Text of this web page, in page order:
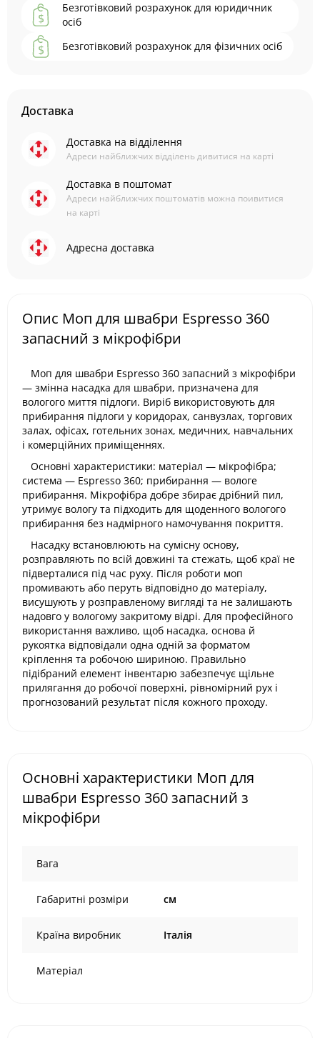
Безготівковий розрахунок для юридичник
осіб
Безготівковий розрахунок для фізичних осіб
Доставка
Доставка на відділення
Адреси найближчих відділень дивитися на карті
Доставка в поштомат
Адреси найближчих поштоматів можна поивитися
на карті
Адресна доставка
Опис Моп для швабри Espresso 360
запасний з мікрофібри
Моп для швабри Espresso 360 запасний з мікрофібри
— змінна насадка для швабри, призначена для
вологого миття підлоги. Виріб використовують для
прибирання підлоги у коридорах, санвузлах, торгових
залах, офісах, готельних зонах, медичних, навчальних
і комерційних приміщеннях.
Основні характеристики: матеріал — мікрофібра;
система — Espresso 360; прибирання — вологе
прибирання. Мікрофібра добре збирає дрібний пил,
утримує вологу та підходить для щоденного вологого
прибирання без надмірного намочування покриття.
Насадку встановлюють на сумісну основу,
розправляють по всій довжині та стежать, щоб краї не
підверталися під час руху. Після роботи моп
промивають або перуть відповідно до матеріалу,
висушують у розправленому вигляді та не залишають
надовго у вологому закритому відрі. Для професійного
використання важливо, щоб насадка, основа й
рукоятка відповідали одна одній за форматом
кріплення та робочою шириною. Правильно
підібраний елемент інвентарю забезпечує щільне
прилягання до робочої поверхні, рівномірний рух і
прогнозований результат після кожного проходу.
Основні характеристики Моп для
швабри Espresso 360 запасний з
мікрофібри
Вага
Габаритні розміри см
Країна виробник Італія
Матеріал